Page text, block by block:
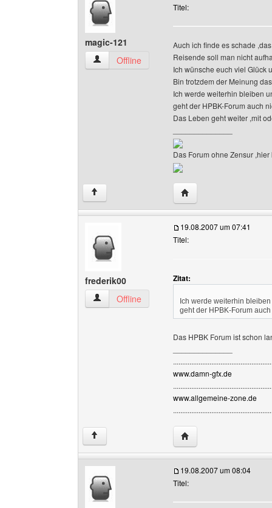
magic-121
magic-121 Benutzer-Profile anzeigen
Offline
Titel:
Auch ich finde es schade
Reisende soll man nicht
Ich wünsche euch viel Glück
Bin trotzdem der Meinung
Ich werde weiterhin bleiben
geht der HPBK-Forum auch
Das Leben geht weiter ,mit
Das Forum ohne Zensur
↑ Website dieses
frederik00
frederik00 Benutzer-Profile anzeigen
Offline
19.08.2007 um 07:41
Titel:
Zitat:
Ich werde weiterhin
geht der HPBK-Forum
Das HPBK Forum ist schon
www.damn-gfx.de
www.allgemeine-zone.de
↑ Website dieses
19.08.2007 um 08:04
Titel: